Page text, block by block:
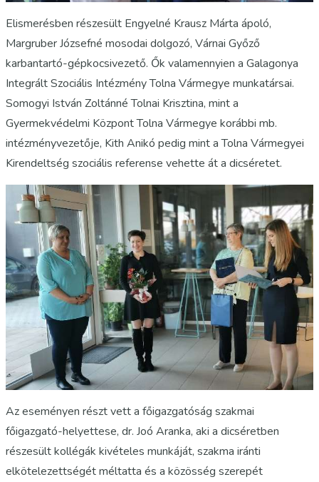
Elismerésben részesült Engyelné Krausz Márta ápoló,
Margruber Józsefné mosodai dolgozó, Várnai Győző
karbantartó-gépkocsivezető. Ők valamennyien a Galagonya
Integrált Szociális Intézmény Tolna Vármegye munkatársai.
Somogyi István Zoltánné Tolnai Krisztina, mint a
Gyermekvédelmi Központ Tolna Vármegye korábbi mb.
intézményvezetője, Kith Anikó pedig mint a Tolna Vármegyei
Kirendeltség szociális referense vehette át a dicséretet.
Az eseményen részt vett a főigazgatóság szakmai
főigazgató-helyettese, dr. Joó Aranka, aki a dicséretben
részesült kollégák kivételes munkáját, szakma iránti
elkötelezettségét méltatta és a közösség szerepét